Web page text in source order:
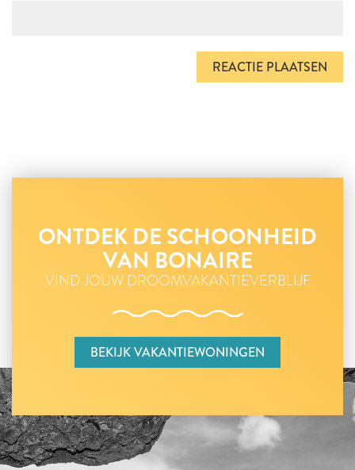
ONTDEK DE SCHOONHEID
VAN BONAIRE
VIND JOUW DROOMVAKANTIEVERBLIJF
BEKIJK VAKANTIEWONINGEN